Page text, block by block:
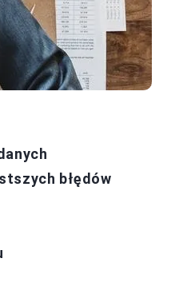
błędów